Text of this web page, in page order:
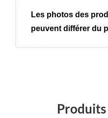
Les photos des
peuvent différer du